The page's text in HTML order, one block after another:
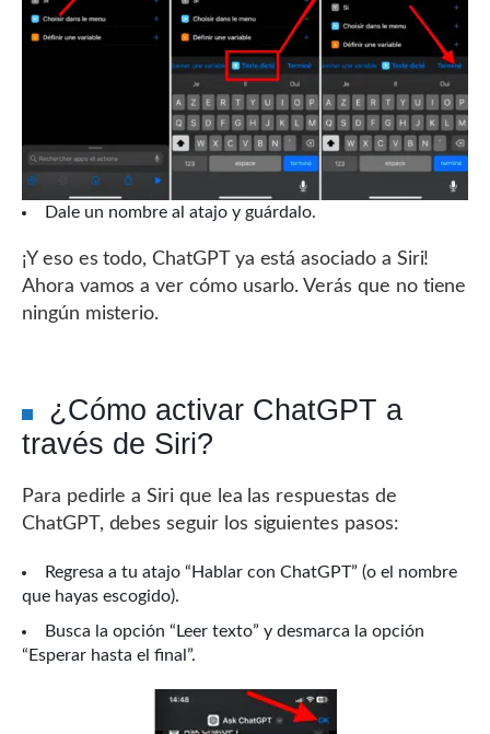
Dale un nombre al atajo y guárdalo.
¡Y eso es todo, ChatGPT ya está asociado a Siri!
Ahora vamos a ver cómo usarlo. Verás que no tiene
ningún misterio.
¿Cómo activar ChatGPT a
través de Siri?
Para pedirle a Siri que lea las respuestas de
ChatGPT, debes seguir los siguientes pasos:
Regresa a tu atajo “Hablar con ChatGPT” (o el nombre
que hayas escogido).
Busca la opción “Leer texto” y desmarca la opción
“Esperar hasta el final”.